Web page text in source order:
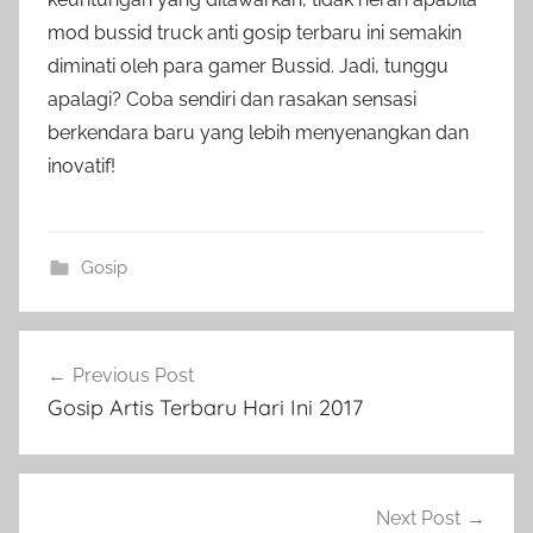
mod bussid truck anti gosip terbaru ini semakin
diminati oleh para gamer Bussid. Jadi, tunggu
apalagi? Coba sendiri dan rasakan sensasi
berkendara baru yang lebih menyenangkan dan
inovatif!
Gosip
navigation
Previous Post
Gosip Artis Terbaru Hari Ini 2017
Next Post